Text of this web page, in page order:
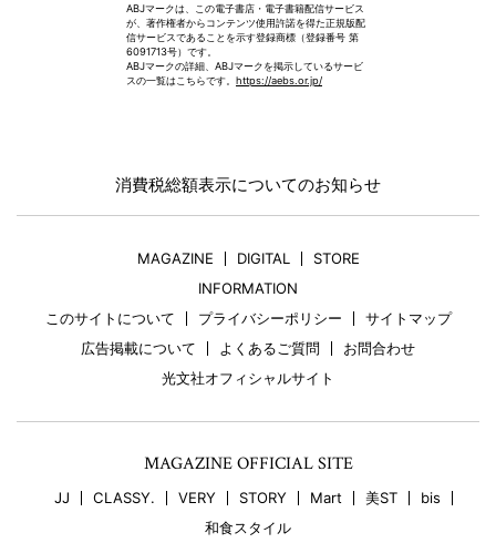
ABJマークは、この電子書店・電子書籍配信サービス
が、著作権者からコンテンツ使用許諾を得た正規版配
信サービスであることを示す登録商標（登録番号 第
6091713号）です。
ABJマークの詳細、ABJマークを掲示しているサービ
スの一覧はこちらです。 https://aebs.or.jp/
消費税総額表示についてのお知らせ
MAGAZINE DIGITAL
STORE
INFORMATION
このサイトについて
プライバシーポリシー
サイトマップ
広告掲載について
よくあるご質問
お問合わせ
光文社オフィシャルサイト
MAGAZINE OFFICIAL SITE
JJ CLASSY. VERY STORY Mart 美ST
bis
和食スタイル